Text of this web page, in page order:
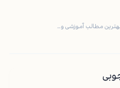
مطالب آموزشی و…